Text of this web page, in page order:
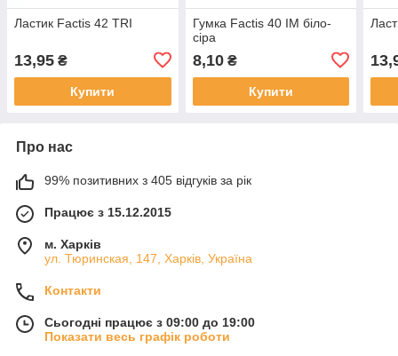
Ластик Factis 42 TRI
13,95 ₴
Купити
Гумка Factis 40 IM біло-
сіра
8,10₴
Купити
Про нас
99% позитивних з 405 відгуків за рік
Працює з 15.12.2015
м. Харків
ул. Тюринская, 147, Харків, Україна
Контакти
Сьогодні працює з 09:00 до 19:00
Показати весь графік роботи